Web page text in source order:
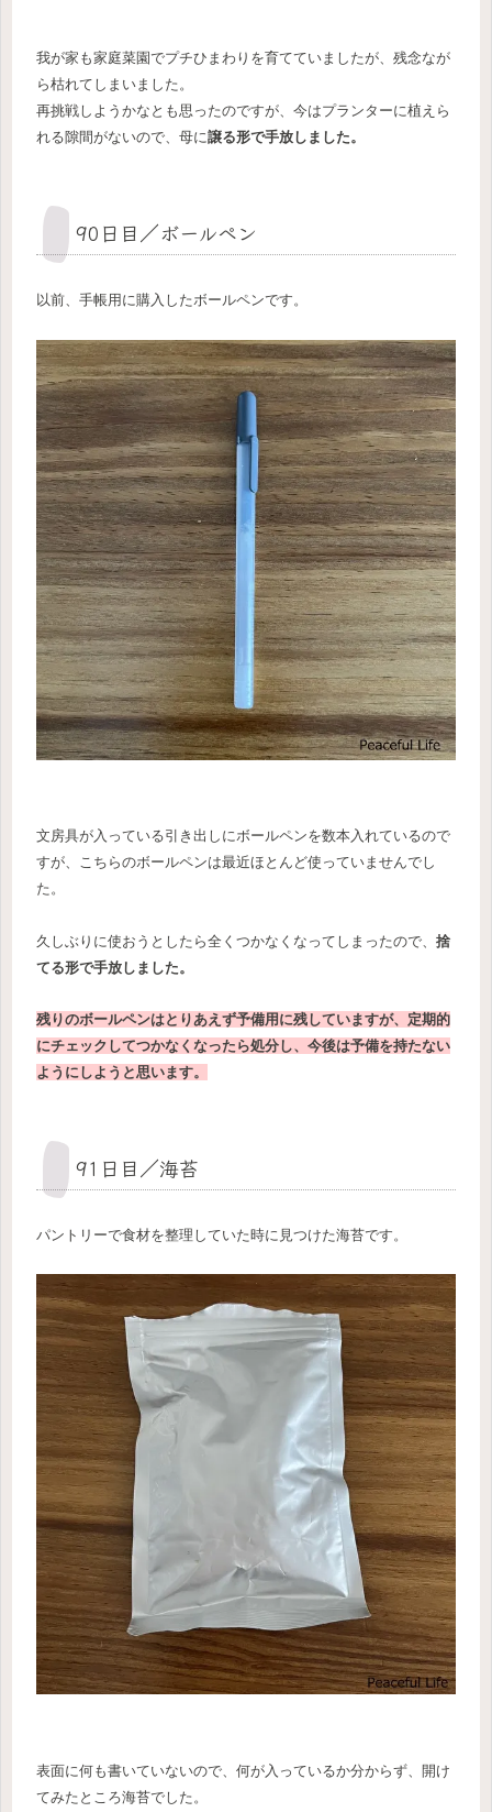
我が家も家庭菜園でプチひまわりを育てていましたが、残念なが
ら枯れてしまいました。
再挑戦しようかなとも思ったのですが、今はプランターに植えら
れる隙間がないので、母に譲る形で手放しました。
90日目／ボールペン
以前、手帳用に購入したボールペンです。
文房具が入っている引き出しにボールペンを数本入れているので
すが、こちらのボールペンは最近ほとんど使っていませんでし
た。
久しぶりに使おうとしたら全くつかなくなってしまったので、 捨
てる形で手放しました。
残りのボールペンはとりあえず予備用に残していますが、定期的
にチェックしてつかなくなったら処分し、今後は予備を持たない
ようにしようと思います。
91日目／海苔
パントリーで食材を整理していた時に見つけた海苔です。
表面に何も書いていないので、何が入っているか分からず、開け
てみたところ海苔でした。